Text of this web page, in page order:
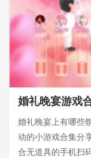
婚礼晚宴上有哪些
动的小游戏合集分
合无道具的手机扫